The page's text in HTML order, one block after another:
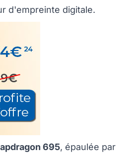
d'empreinte digitale.
695, épaulée par